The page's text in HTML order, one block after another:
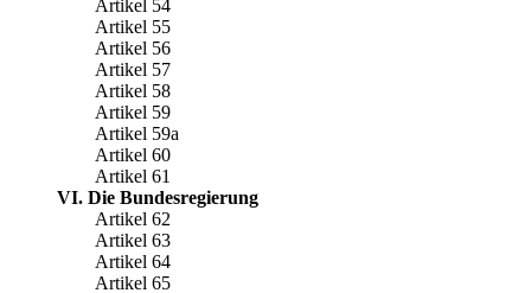
Artikel 54
Artikel 55
Artikel 56
Artikel 57
Artikel 58
Artikel 59
Artikel 59a
Artikel 60
Artikel 61
VI. Die Bundesregierung
Artikel 62
Artikel 63
Artikel 64
Artikel 65